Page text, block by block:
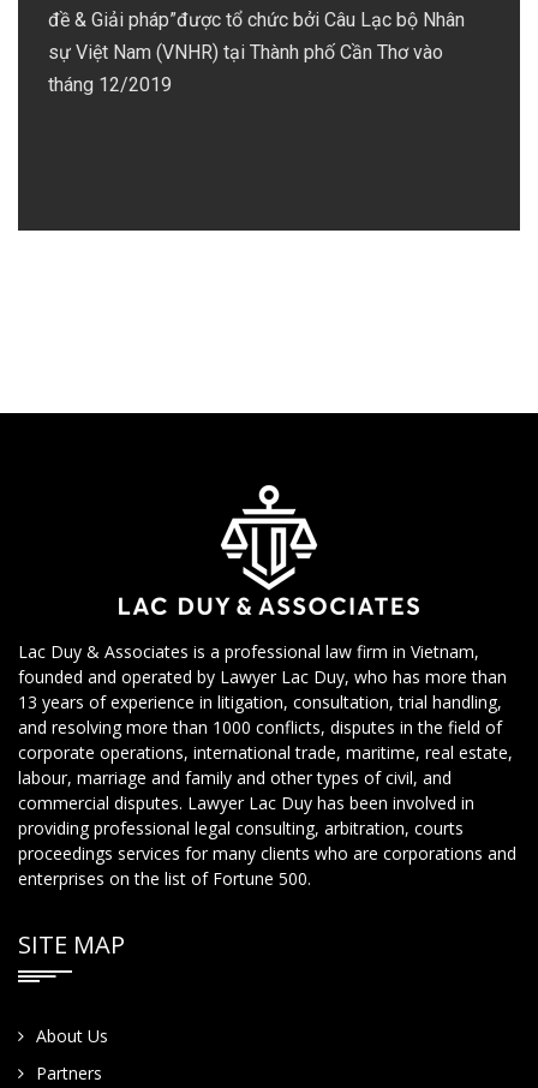
đề & Giải pháp”được tổ chức bởi Câu Lạc bộ Nhân
sự Việt Nam (VNHR) tại Thành phố Cần Thơ vào
tháng 12/2019
Lac Duy & Associates is a professional law firm in Vietnam,
founded and operated by Lawyer Lac Duy, who has more than
13 years of experience in litigation, consultation, trial handling,
and resolving more than 1000 conflicts, disputes in the field of
corporate operations, international trade, maritime, real estate,
labour, marriage and family and other types of civil, and
commercial disputes. Lawyer Lac Duy has been involved in
providing professional legal consulting, arbitration, courts
proceedings services for many clients who are corporations and
enterprises on the list of Fortune 500.
SITE MAP
About Us
Partners